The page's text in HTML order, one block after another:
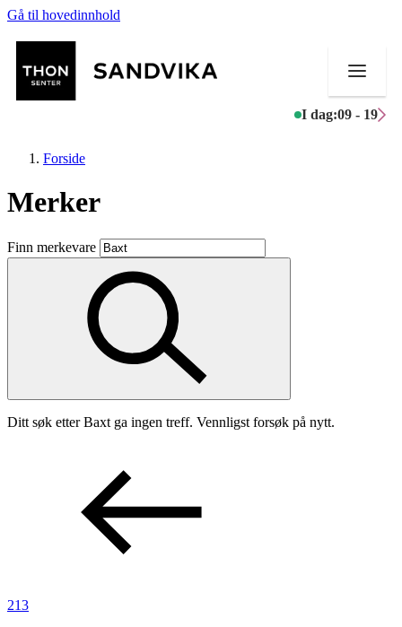
Gå til hovedinnhold
I dag:09 - 19
Butikker
Mat og drikke
Aktiviteter
Merker
Åpningstider
Forside
Merker
Finn merkevare
Ditt søk etter Baxt ga ingen treff. Vennligst forsøk på nytt.
213